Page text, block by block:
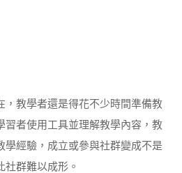
，教學者還是得花不少時間準備教
習者使用工具並理解教學內容，教
學經驗，成立或參與社群變成不是
社群難以成形。